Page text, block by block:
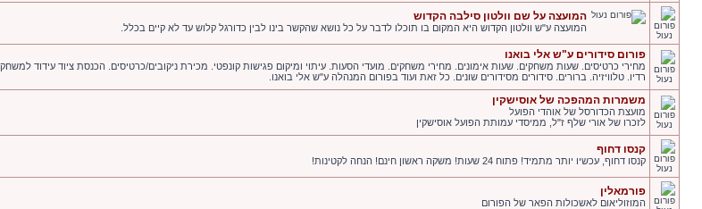
המועצה על שם וולטון סילבה הקדוש
המועצה ע"ש וולטון הקדוש היא המקום בו תוכלו לדבר על כל נושא שהקשר בינו לבין כדורגל קלוש עד לא קיים בכלל.
פורום סידורים ע"ש אלי בואנו
מחירי כרטיסים. שעות משחקים. שעות אימונים. מחירי משחקים. מועדי הסעות. עיתוי ומיקום פגישות קונפטי. מכירת ניקובים/כרטיסים. הכנסת ציוד עידוד
רדיו. טלוויזיה. ברורים. סידורים מסידורים שונים. כל זאת ועוד בפורום המנהלה ע"ש אלי בואנו.
משמרות המהפכה של אוסישקין
מועצת הכדורסל של אוהדי הפועל
לזכרו של אורי שלף ז"ל, ממיסדי עמותת הפועל אוסישקין
קנסו דחוף
קנסו דחוף, עכשיו יותר מתמיד! פתוח 24 שעות! משקה ראשון חינם! הנחה לקטינות!
פורמאלין
המוזוליאום לאשכולות הפאר של הפורום